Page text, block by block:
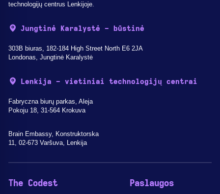
technologijų centrus Lenkijoje.
Jungtinė Karalystė - būstinė
303B biuras, 182-184 High Street North E6 2JA
Londonas, Jungtinė Karalystė
Lenkija - vietiniai technologijų centrai
Fabryczna biurų parkas, Aleja
Pokoju 18, 31-564 Krokuva
Brain Embassy, Konstruktorska
11, 02-673 Varšuva, Lenkija
The Codest Paslaugos